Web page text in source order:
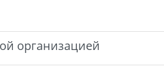
организацией